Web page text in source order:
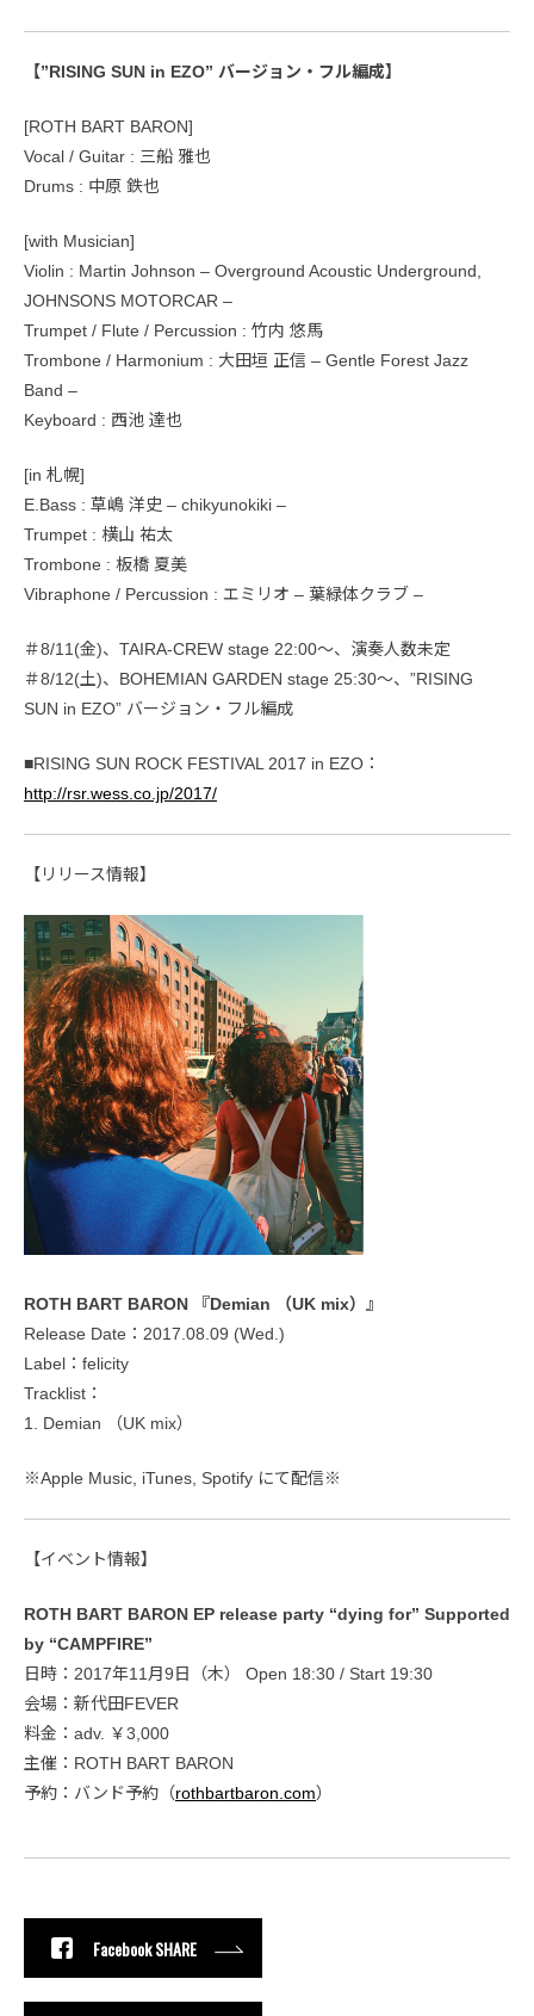
【”RISING SUN in EZO” バージョン・フル編成】
[ROTH BART BARON]
Vocal / Guitar : 三船 雅也
Drums : 中原 鉄也
[with Musician]
Violin : Martin Johnson – Overground Acoustic Underground,
JOHNSONS MOTORCAR –
Trumpet / Flute / Percussion : 竹内 悠馬
Trombone / Harmonium : 大田垣 正信 – Gentle Forest Jazz
Band –
Keyboard : 西池 達也
[in 札幌]
E.Bass : 草嶋 洋史 – chikyunokiki –
Trumpet : 横山 祐太
Trombone : 板橋 夏美
Vibraphone / Percussion : エミリオ – 葉緑体クラブ –
＃8/11(金)、TAIRA-CREW stage 22:00〜、演奏人数未定
＃8/12(土)、BOHEMIAN GARDEN stage 25:30〜、”RISING
SUN in EZO” バージョン・フル編成
■RISING SUN ROCK FESTIVAL 2017 in EZO：
http://rsr.wess.co.jp/2017/
【リリース情報】
ROTH BART BARON 『Demian （UK mix）』
Release Date：2017.08.09 (Wed.)
Label：felicity
Tracklist：
1. Demian （UK mix）
※Apple Music, iTunes, Spotify にて配信※
【イベント情報】
ROTH BART BARON EP release party “dying for” Supported
by “CAMPFIRE”
日時：2017年11月9日（木） Open 18:30 / Start 19:30
会場：新代田FEVER
料金：adv. ￥3,000
主催：ROTH BART BARON
予約：バンド予約（rothbartbaron.com）
Facebook SHARE